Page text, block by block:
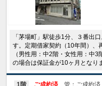
「茅場町」駅徒歩1分、３番出
す。定期借家契約（10年間）、
（男性用：中2階・女性用：中
の場合は保証金が10ヶ月となり
1階 ご成約済 管：ご成約済